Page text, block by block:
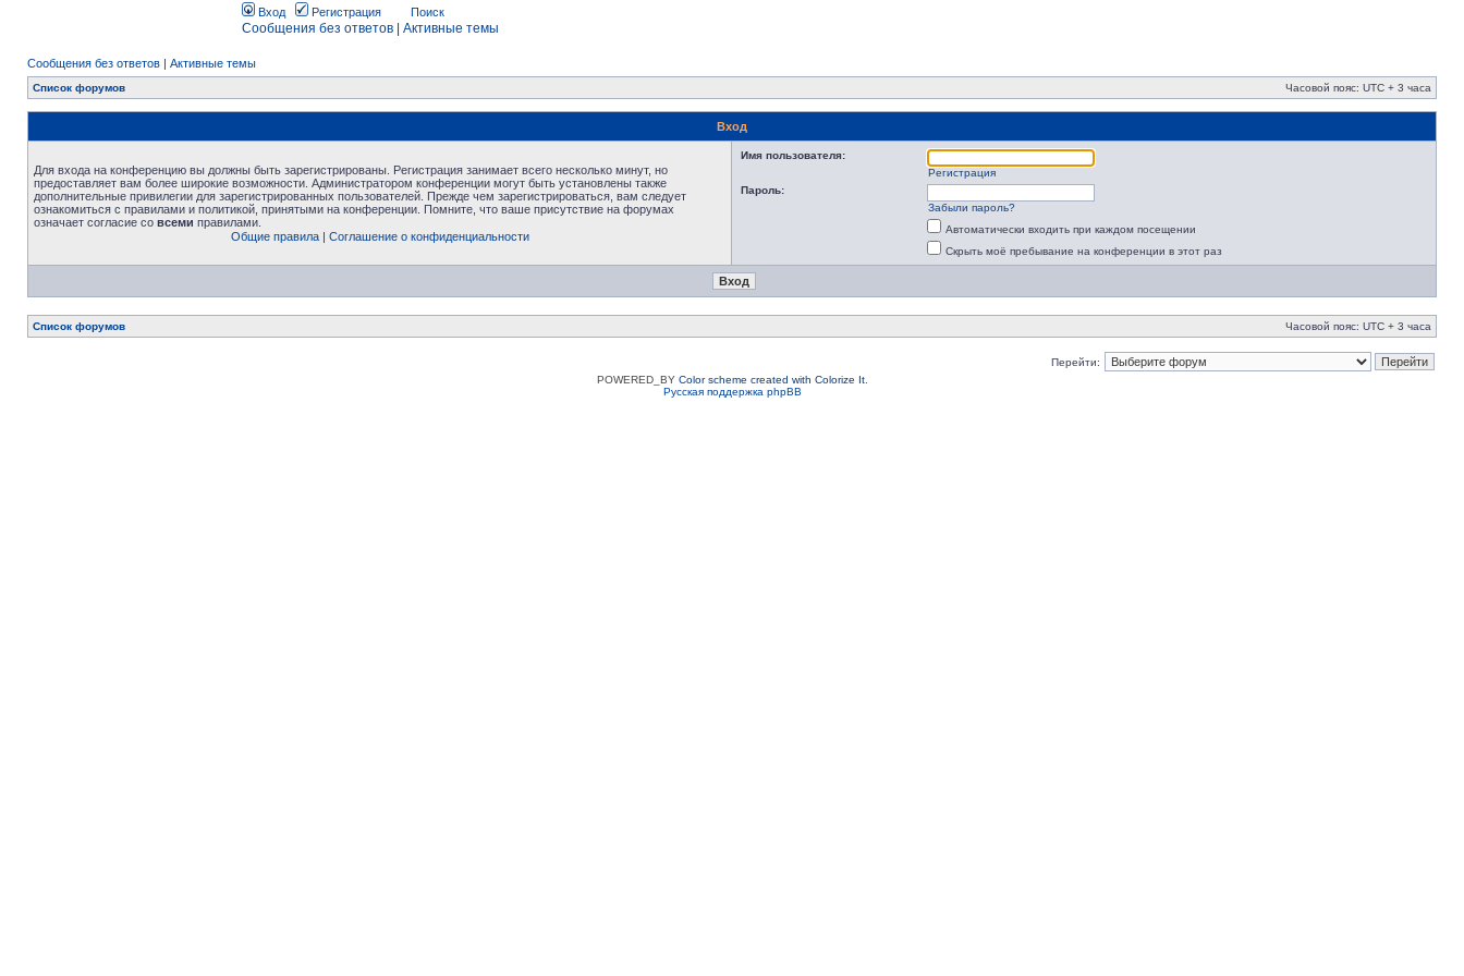
Вход Регистрация Поиск
Сообщения без ответов Активные темы
Сообщения без ответов | Активные темы
Список форумов Часовой пояс: UTC + 3 часа
Вход
Для входа на конференцию вы должны быть зарегистрированы. Регистрация занимает всего несколько минут, но
предоставляет вам более широкие возможности. Администратором конференции могут быть установлены также
дополнительные привилегии для зарегистрированных пользователей. Прежде чем зарегистрироваться, вам следует
ознакомиться с правилами и политикой, принятыми на конференции. Помните, что ваше присутствие на форумах
означает согласие со всеми правилами.
Общие правила| Соглашение о конфиденциальности
Имя пользователя:
Регистрация
Пароль:
Забыли пароль?
Автоматически входить при каждом посещении
Скрыть моё пребывание на конференции в этот раз
Список форумов Часовой пояс: UTC + 3 часа
Перейти:
POWERED_BY Color scheme created with Colorize It.
Русская поддержка phpBB